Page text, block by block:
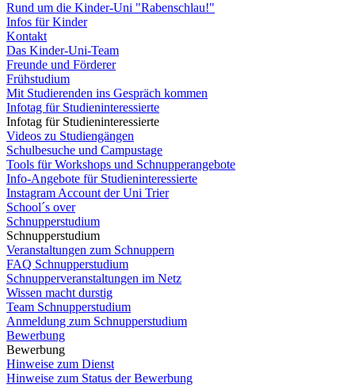
Rund um die Kinder-Uni "Rabenschlau!"
Infos für Kinder
Kontakt
Das Kinder-Uni-Team
Freunde und Förderer
Frühstudium
Mit Studierenden ins Gespräch kommen
Infotag für Studieninteressierte
Infotag für Studieninteressierte
Videos zu Studiengängen
Schulbesuche und Campustage
Tools für Workshops und Schnupperangebote
Info-Angebote für Studieninteressierte
Instagram Account der Uni Trier
School´s over
Schnupperstudium
Schnupperstudium
Veranstaltungen zum Schnuppern
FAQ Schnupperstudium
Schnupperveranstaltungen im Netz
Wissen macht durstig
Team Schnupperstudium
Anmeldung zum Schnupperstudium
Bewerbung
Bewerbung
Hinweise zum Dienst
Hinweise zum Status der Bewerbung